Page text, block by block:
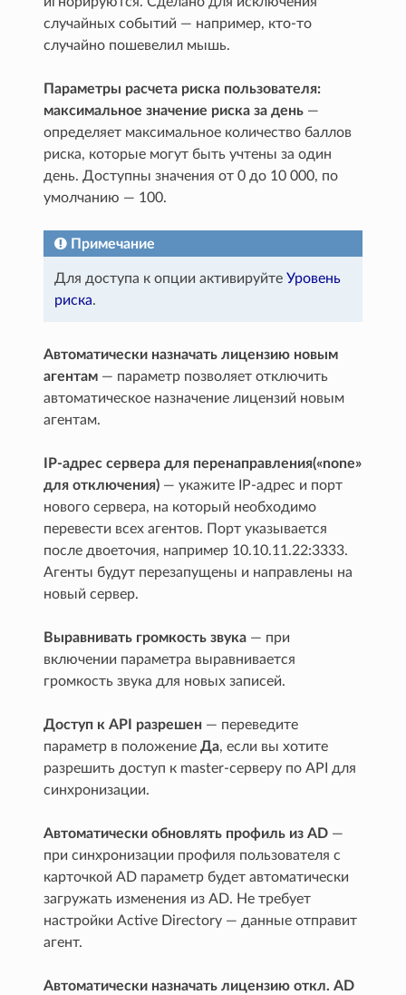
случайных событий — например, кто-то
случайно пошевелил мышь.
Параметры расчета риска пользователя:
максимальное значение риска за день —
определяет максимальное количество баллов
риска, которые могут быть учтены за один
день. Доступны значения от 0 до 10 000, по
умолчанию — 100.
Примечание
Для доступа к опции активируйтеУровень
риска.
Автоматически назначать лицензию новым
агентам — параметр позволяет отключить
автоматическое назначение лицензий новым
агентам.
IP-адрес сервера для перенаправления(«none»
для отключения) — укажите IP-адрес и порт
нового сервера, на который необходимо
перевести всех агентов. Порт указывается
после двоеточия, например 10.10.11.22:3333.
Агенты будут перезапущены и направлены на
новый сервер.
Выравнивать громкость звука — при
включении параметра выравнивается
громкость звука для новых записей.
Доступ к API разрешен — переведите
параметр в положениеДа, если вы хотите
разрешить доступ к master-серверу по API для
синхронизации.
Автоматически обновлять профиль из AD —
при синхронизации профиля пользователя с
карточкой AD параметр будет автоматически
загружать изменения из AD. Не требует
настройки Active Directory — данные отправит
агент.
Автоматически назначать лицензию откл. AD